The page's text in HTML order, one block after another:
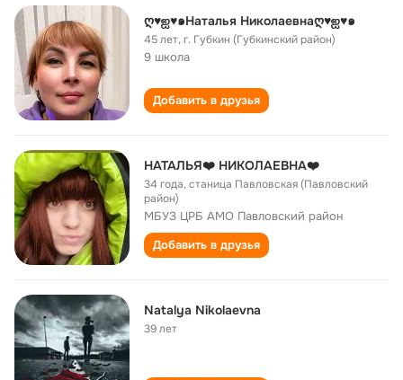
ღ♥ஐ♥๑Наталья Николаевнаღ♥ஐ♥๑
45 лет,г. Губкин (Губкинский район)
9 школа
Добавить в друзья
НАТАЛЬЯ❤️ НИКОЛАЕВНА❤️
34 года,станица Павловская (Павловский
район)
МБУЗ ЦРБ АМО Павловский район
Добавить в друзья
Natalya Nikolaevna
39 лет